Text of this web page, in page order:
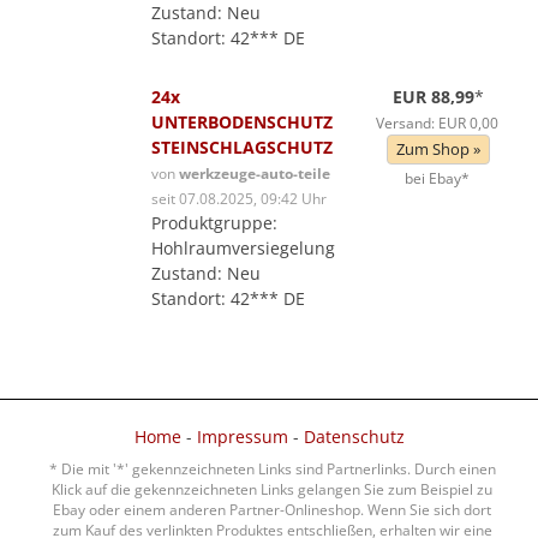
Zustand: Neu
Standort: 42*** DE
24x
UNTERBODENSCHUTZ
STEINSCHLAGSCHUTZ
vonwerkzeuge-auto-teile
seit 07.08.2025, 09:42 Uhr
Produktgruppe:
Hohlraumversiegelung
Zustand: Neu
Standort: 42*** DE
EUR 88,99*
Versand: EUR 0,00
Zum Shop »
bei Ebay*
Home- Impressum - Datenschutz
* Die mit '*' gekennzeichneten Links sind Partnerlinks. Durch einen
Klick auf die gekennzeichneten Links gelangen Sie zum Beispiel zu
Ebay oder einem anderen Partner-Onlineshop. Wenn Sie sich dort
zum Kauf des verlinkten Produktes entschließen, erhalten wir eine